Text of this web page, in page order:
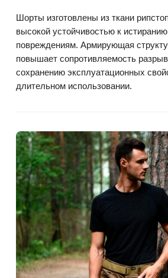
Шорты изготовлены из ткани
высокой устойчивостью к
повреждениям. Армирующая
повышает сопротивляемость
сохранению эксплуатационных
длительном использовании.